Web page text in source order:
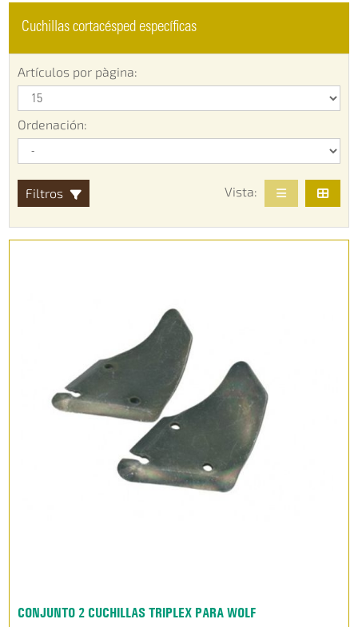
Cuchillas cortacésped específicas
Artículos por pàgina:
Ordenación:
Filtros Vista:
CONJUNTO 2 CUCHILLAS TRIPLEX PARA WOLF